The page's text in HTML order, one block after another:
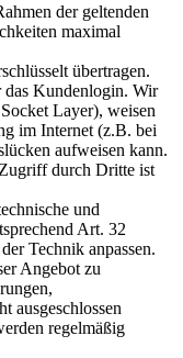
der geltenden
maximal
übertragen.
Kundenlogin. Wir
Layer), weisen
im Internet (z.B. bei
aufweisen kann.
durch Dritte ist
und
Art. 32
Technik anpassen.
Angebot zu
ausgeschlossen
regelmäßig